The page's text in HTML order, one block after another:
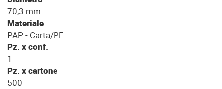
70,3 mm
Materiale
PAP - Carta/PE
Pz. x conf.
1
Pz. x cartone
500